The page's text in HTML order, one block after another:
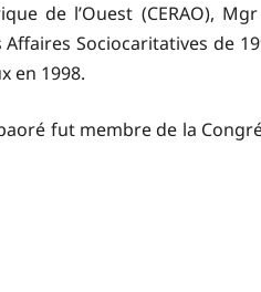
de l’Ouest (CERAO),
Sociocaritatives de
en 1998.
fut membre de la